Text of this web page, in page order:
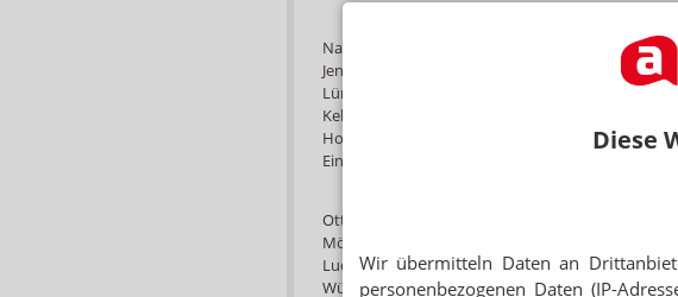
Diese
Wir übermitteln Daten an
personenbezogenen Daten (IP-
Nach dem Verkauf von Ebert+Jacobi bleiben fünf
Jenne hat neben dem Hauptsitz in Lübeck
Lüneburg. Richard Kehr mit Sitz in Braunschweig
Kehr Holdermann in Dessau; das
Holdermann hatte vor einigen Jahren mit Kehr
Einkaufsgenossenschaft der
Otto Geilenkirchen hat seinen Sitz in Aachen und
Mönchengladbach. C. Krieger liefert im Raum
Ludwigshafen und Rheinstetten in Rheinland-
Württemberg.